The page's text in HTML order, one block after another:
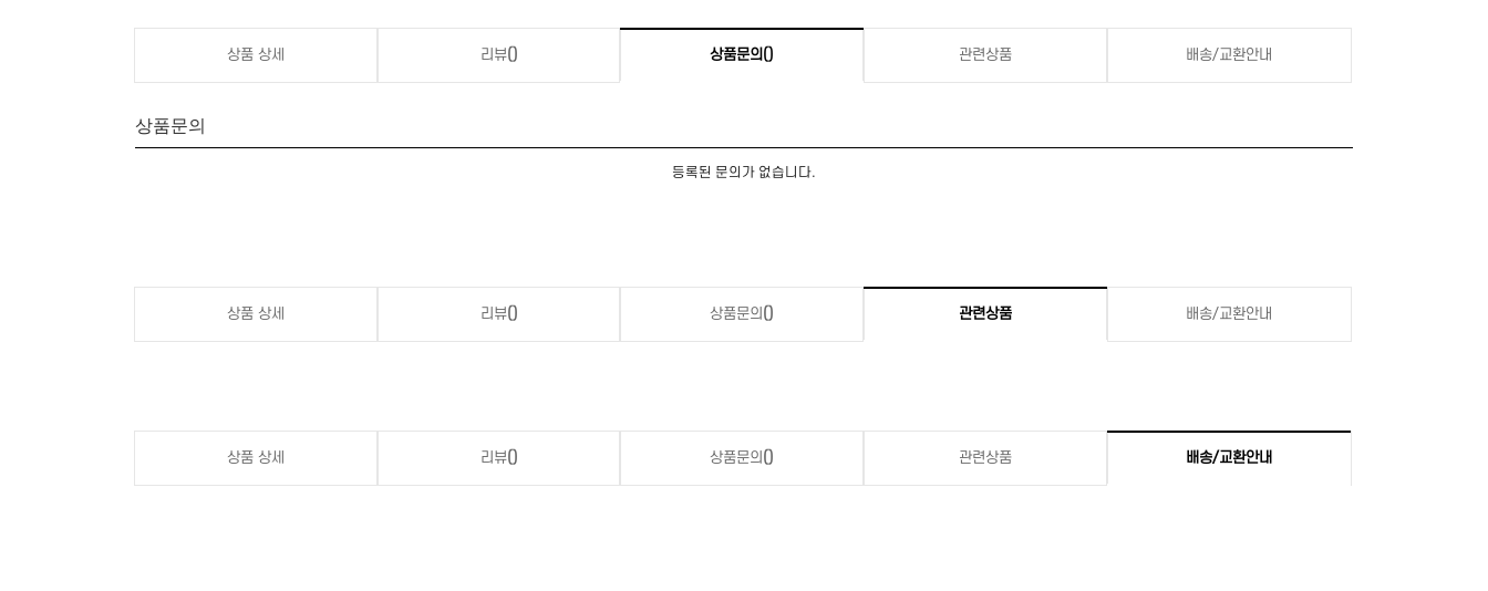
상품 상세 리뷰() 상품문의 () 관련상품 배송/교환안내
상품문의
등록된 문의가 없습니다.
상품 상세 리뷰() 상품문의 () 관련상품 배송/교환안내
상품 상세 리뷰() 상품문의 () 관련상품 배송/교환안내